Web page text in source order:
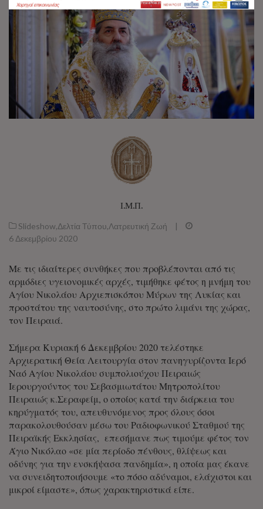
Ι.Μ.Π.
Slideshow,Δελτία Τύπου,Λατρευτική Ζωή
|
6 Δεκεμβρίου 2020
Με τις ιδιαίτερες συνθήκες που προβλέπονται από τις
αρμόδιες υγειονομικές αρχές, τιμήθηκε φέτος η μνήμη του
Αγίου Νικολάου Αρχιεπισκόπου Μύρων της Λυκίας και
προστάτου της ναυτοσύνης, στο πρώτο λιμάνι της χώρας,
τον Πειραιά.
Σήμερα Κυριακή 6 Δεκεμβρίου 2020 τελέστηκε
Αρχιερατική Θεία Λειτουργία στον πανηγυρίζοντα Ιερό
Ναό Αγίου Νικολάου συμπολιούχου Πειραιώς
Ιερουργούντος του Σεβασμιωτάτου Μητροπολίτου
Πειραιώς κ.Σεραφείμ, ο οποίος κατά την διάρκεια του
κηρύγματός του, απευθυνόμενος προς όλους όσοι
παρακολουθούσαν μέσω του Ραδιοφωνικού Σταθμού της
Πειραϊκής Εκκλησίας, επεσήμανε πως τιμούμε φέτος τον
Άγιο Νικόλαο «σε μία περίοδο πένθους, θλίψεως και
οδύνης για την ενσκήψασα πανδημία», η οποία μας έκανε
να συνειδητοποιήσουμε «το πόσο αδύναμοι, ελάχιστοι και
μικροί είμαστε», όπως χαρακτηριστικά είπε.